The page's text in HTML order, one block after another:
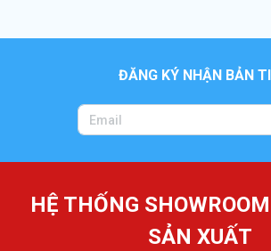
ĐĂNG KÝ NHẬN BẢN
HỆ THỐNG
SẢN XUẤT